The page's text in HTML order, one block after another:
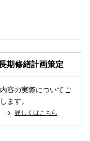
期修繕計画策定
容の実際についてご
ます。
詳しくはこちら